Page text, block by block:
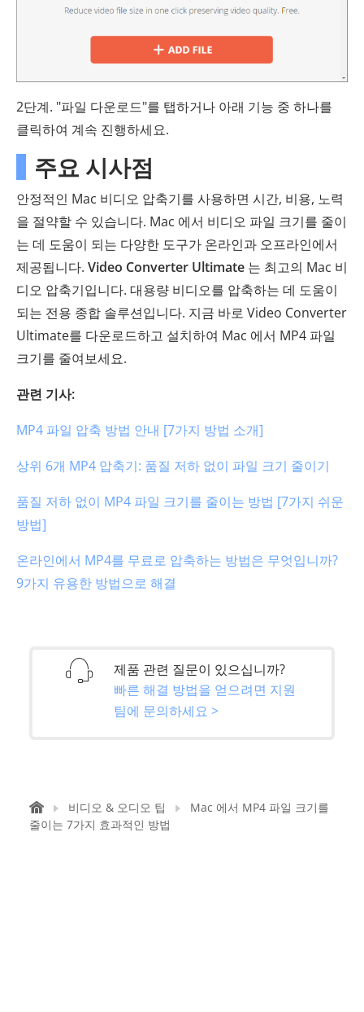
2단계. "파일 다운로드"를 탭하거나 아래 기능 중 하나를
클릭하여 계속 진행하세요.
주요 시사점
안정적인 Mac 비디오 압축기를 사용하면 시간, 비용, 노력
을 절약할 수 있습니다. Mac 에서 비디오 파일 크기를 줄이
는 데 도움이 되는 다양한 도구가 온라인과 오프라인에서
제공됩니다. Video Converter Ultimate 는 최고의 Mac 비
디오 압축기입니다. 대용량 비디오를 압축하는 데 도움이
되는 전용 종합 솔루션입니다. 지금 바로 Video Converter
Ultimate를 다운로드하고 설치하여 Mac 에서 MP4 파일
크기를 줄여보세요.
관련 기사:
MP4 파일 압축 방법 안내 [7가지 방법 소개]
상위 6개 MP4 압축기: 품질 저하 없이 파일 크기 줄이기
품질 저하 없이 MP4 파일 크기를 줄이는 방법 [7가지 쉬운
방법]
온라인에서 MP4를 무료로 압축하는 방법은 무엇입니까?
9가지 유용한 방법으로 해결
제품 관련 질문이 있으십니까?
빠른 해결 방법을 얻으려면 지원
팀에 문의하세요 >
비디오 & 오디오 팁
Mac 에서 MP4 파일 크기를
줄이는 7가지 효과적인 방법